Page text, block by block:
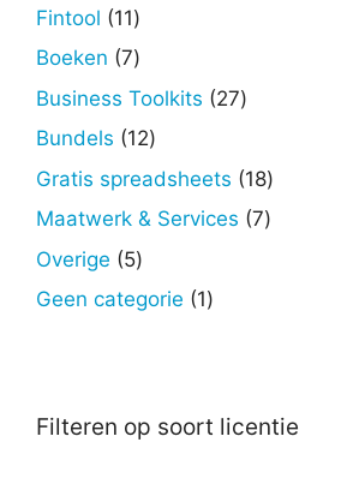
Fintool 1111
producten
Boeken 77
producten
Business Toolkits 2727
Bundels 1212
producten
Gratis spreadsheets 1818
producten
Maatwerk & Services 77
Overige 55
producten
Geen categorie 11
Filteren op soort licentie